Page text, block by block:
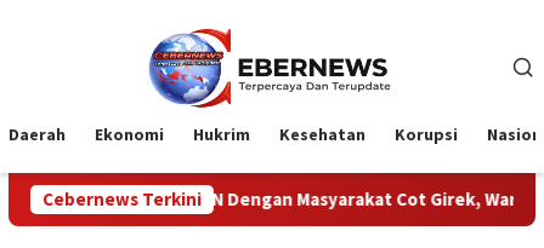
Daerah Ekonomi Hukrim Kesehatan Korupsi
Cebernews Terkini
Dengan Masyarakat Cot Girek, Warga Sampaikan Apresiasi